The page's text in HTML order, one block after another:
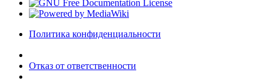
Политика конфиденциальности
Отказ от ответственности